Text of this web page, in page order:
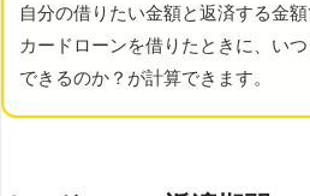
自分の借りたい金額と返済する金
カードローンを借りたときに、い
できるのか？が計算できます。